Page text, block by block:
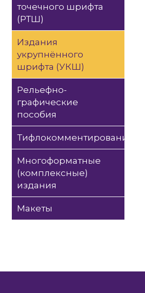
точечного шрифта
(РТШ)
Издания
укрупнённого
шрифта (УКШ)
Рельефно-
графические
пособия
Тифлокомментирование
Многоформатные
(комплексные)
издания
Макеты